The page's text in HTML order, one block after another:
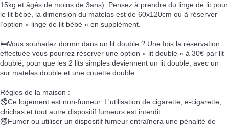
15kg et âgés de moins de 3ans). Pensez à prendre du linge de lit pour
le lit bébé, la dimension du matelas est de 60x120cm où à réserver
l’option « linge de lit bébé » en supplément.
🛏️Vous souhaitez dormir dans un lit double ? Une fois la réservation
effectuée vous pourrez réserver une option « lit double » à 30€ par lit
doublé, pour que les 2 lits simples deviennent un lit double, avec un
sur matelas double et une couette double.
Règles de la maison :
🚭Ce logement est non-fumeur. L'utilisation de cigarette, e-cigarette,
chichas et tout autre dispositif fumeurs est interdit.
🚭Fumer ou utiliser un dispositif fumeur entraînera une pénalité de